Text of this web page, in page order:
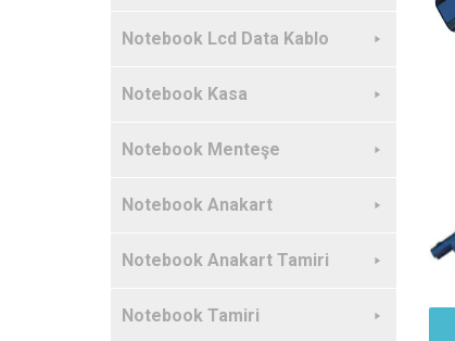
Notebook Lcd Data Kablo
Notebook Kasa
Notebook Menteşe
Notebook Anakart
Notebook Anakart Tamiri
Notebook Tamiri